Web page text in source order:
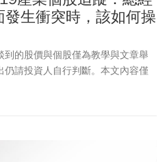
生衝突時，該如何操
的股價與個股僅為教學與文章舉
請投資人自行判斷。本文內容僅
任何翻印、轉載，或以任何型態